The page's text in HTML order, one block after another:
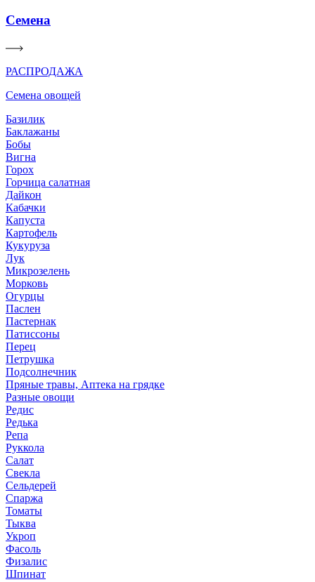
Семена
РАСПРОДАЖА
Семена овощей
Базилик
Баклажаны
Бобы
Вигна
Горох
Горчица салатная
Дайкон
Кабачки
Капуста
Картофель
Кукуруза
Лук
Микрозелень
Морковь
Огурцы
Паслен
Пастернак
Патиссоны
Перец
Петрушка
Подсолнечник
Пряные травы, Аптека на грядке
Разные овощи
Редис
Редька
Репа
Руккола
Салат
Свекла
Сельдерей
Спаржа
Томаты
Тыква
Укроп
Фасоль
Физалис
Шпинат